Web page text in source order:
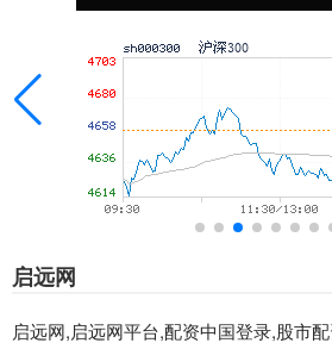
启远网
启远网,启远网平台,配资中国登录,股市